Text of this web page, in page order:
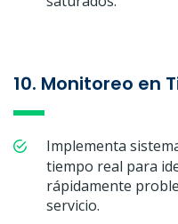
10. Monitoreo en
Implementa
tiempo real para
rápidamente
servicio.